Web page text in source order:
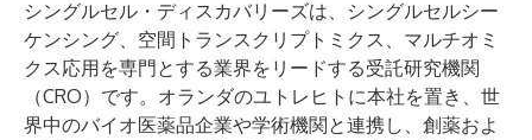
シングルセル・ディスカバリーズは、シングルセルシー
ケンシング、空間トランスクリプトミクス、マルチオミ
クス応用を専門とする業界をリードする受託研究機関
（CRO）です。オランダのユトレヒトに本社を置き、世
界中のバイオ医薬品企業や学術機関と連携し、創薬およ